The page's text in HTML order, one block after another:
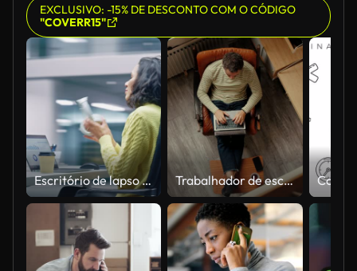
EXCLUSIVO: -15% DE DESCONTO COM O CÓDIGO
"COVERR15"
Escritório de lapso de tempo de 360 graus: empresária latina produtiva sentada em sua mesa trabalhando em um computador portátil. Mulher hispânica sorridente e bem sucedida trabalhando. Enérgico movendo-se em torno de tiro de rastreamento Trabalhador de escritório trabalha em casa em loft hipster